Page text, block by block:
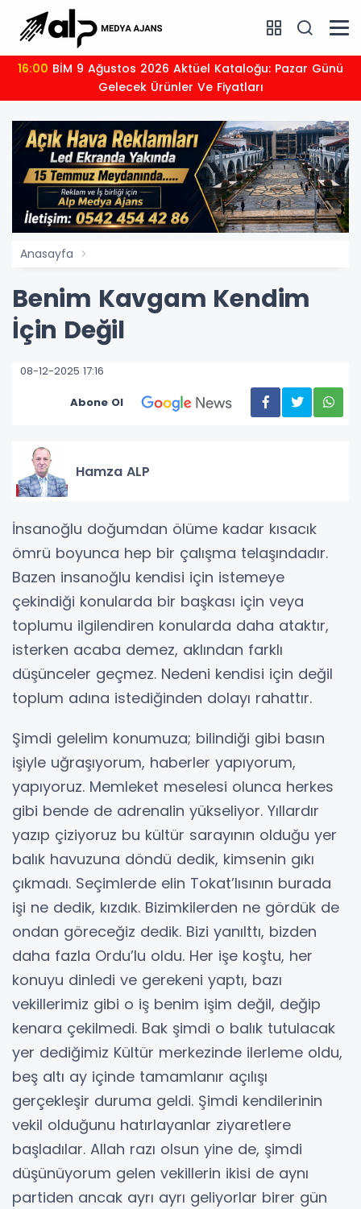
16:00
Gelecek Ürünler Ve Fiyatları
Anasayfa
Benim Kavgam Kendim
İçin Değil
08-12-2025 17:16
Abone Ol
Hamza ALP
İnsanoğlu doğumdan ölüme kadar kısacık
ömrü boyunca hep bir çalışma telaşındadır.
Bazen insanoğlu kendisi için istemeye
çekindiği konularda bir başkası için veya
toplumu ilgilendiren konularda daha ataktır,
isterken acaba demez, aklından farklı
düşünceler geçmez. Nedeni kendisi için değil
toplum adına istediğinden dolayı rahattır.
Şimdi gelelim konumuza; bilindiği gibi basın
işiyle uğraşıyorum, haberler yapıyorum,
yapıyoruz. Memleket meselesi olunca herkes
gibi bende de adrenalin yükseliyor. Yıllardır
yazıp çiziyoruz bu kültür sarayının olduğu yer
balık havuzuna döndü dedik, kimsenin gıkı
çıkmadı. Seçimlerde elin Tokat’lısının burada
işi ne dedik, kızdık. Bizimkilerden ne gördük de
ondan göreceğiz dedik. Bizi yanılttı, bizden
daha fazla Ordu’lu oldu. Her işe koştu, her
konuyu dinledi ve gerekeni yaptı, bazı
vekillerimiz gibi o iş benim işim değil, değip
kenara çekilmedi. Bak şimdi o balık tutulacak
yer dediğimiz Kültür merkezinde ilerleme oldu,
beş altı ay içinde tamamlanır açılışı
gerçekleşir duruma geldi. Şimdi kendilerinin
vekil olduğunu hatırlayanlar ziyaretlere
başladılar. Allah razı olsun yine de, şimdi
düşünüyorum gelen vekillerin ikisi de aynı
partiden ancak ayrı ayrı geliyorlar birer gün